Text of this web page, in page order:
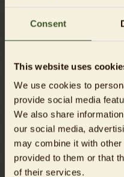
Consent
This website uses
We use cookies to
provide social media
We also share
our social media,
may combine it with
provided to them or that
of their services.
Europas einzieht. Berlin
seine Bedeutung als
Wochenende können
auf der großzügigen
größte Teil des Hauses ist
bereits von den Elefanten
Anlagen für die kleineren
vollständig abgeschlossen.
Gäste noch nicht
für Anfang 2027